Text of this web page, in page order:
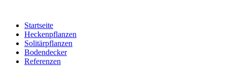
Startseite
Heckenpflanzen
Solitärpflanzen
Bodendecker
Referenzen